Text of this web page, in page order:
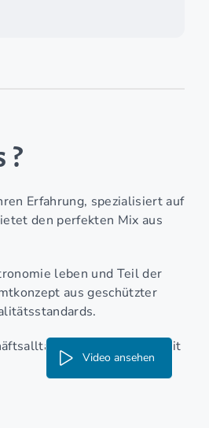
?
Erfahrung, spezialisiert auf
den perfekten Mix aus
leben und Teil der
aus geschützter
in dem dir noch Zeit
Video ansehen